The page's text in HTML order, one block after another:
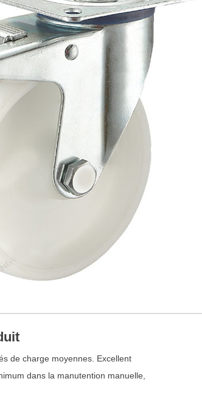
de charge moyennes. Excellent
dans la manutention manuelle,